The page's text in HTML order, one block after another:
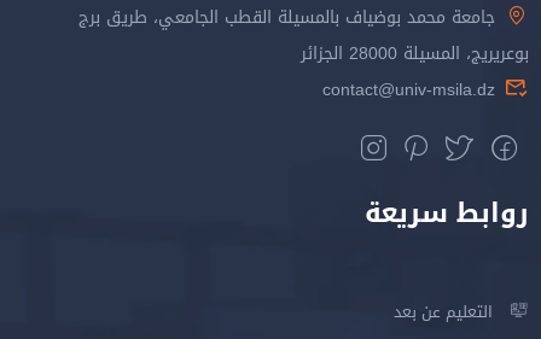
جامعة محمد بوضياف بالمسيلة القطب الجامعي، طريق برج
بوعريريج، المسيلة 28000 الجزائر
contact@univ-msila.dz
روابط سريعة
التعليم عن بعد